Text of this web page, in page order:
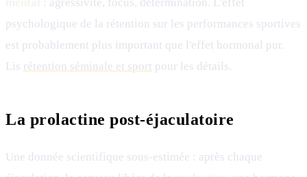
psychologique de la rétention sur les performances sportives
est probablement plus important que l'effet hormonal pur.
Lis rétention séminale et sport pour les détails.
La prolactine post-éjaculatoire
Une donnée scientifique sous-estimée : après chaque